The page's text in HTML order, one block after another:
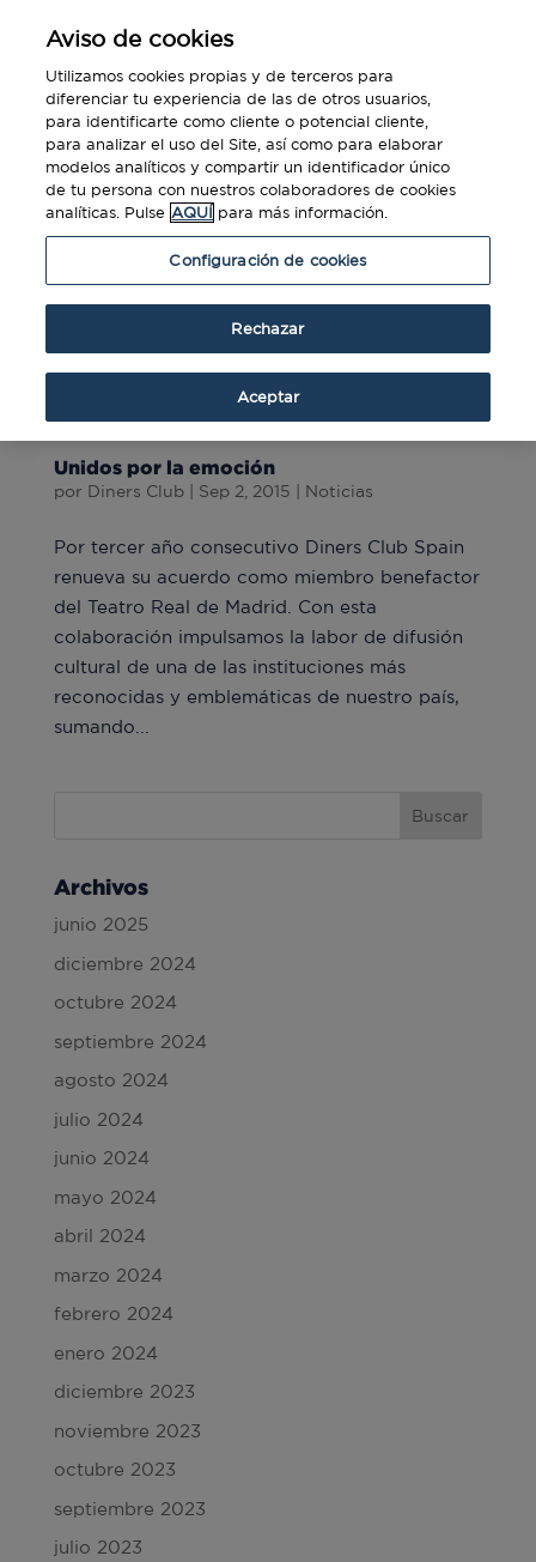
Unidos por la emoción
por Diners Club| Sep 2, 2015 Noticias
Por tercer año consecutivo Diners Club Spain
renueva su acuerdo como miembro benefactor
del Teatro Real de Madrid. Con esta
colaboración impulsamos la labor de difusión
cultural de una de las instituciones más
reconocidas y emblemáticas de nuestro país,
sumando...
Archivos
junio 2025
diciembre 2024
octubre 2024
septiembre 2024
agosto 2024
julio 2024
junio 2024
mayo 2024
abril 2024
marzo 2024
febrero 2024
enero 2024
diciembre 2023
noviembre 2023
octubre 2023
septiembre 2023
julio 2023
Aviso de cookies
Utilizamos cookies propias y de terceros para
diferenciar tu experiencia de las de otros usuarios,
para identificarte como cliente o potencial cliente,
para analizar el uso del Site, así como para elaborar
modelos analíticos y compartir un identificador único
de tu persona con nuestros colaboradores de cookies
analíticas. Pulse AQUÍ para más información.
Configuración de cookies
Rechazar
Aceptar